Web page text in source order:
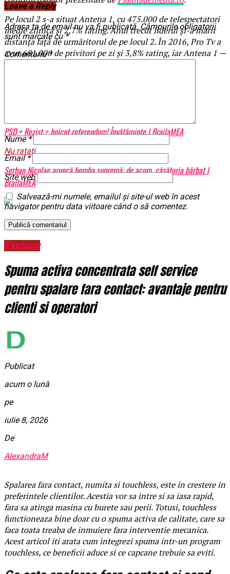
Pe locul 2 s-a situat Antena 1, cu 475.000 de telespectatori
medie zilnică și 2,7% rating. Anul trecut liderul și-a mărit
distanța față de urmăritorul de pe locul 2. În 2016, Pro Tv a
avut 681.000 de privitori pe zi și 3,8% rating, iar Antena 1 —
PSD + Rezist = boicot referendum! Învățăminte | BrailaMEA
Nu ratati
Șerban Nicolae aruncă bomba supremă: de acum, căsătoria bărbat |
BrailaMEA
Leave a Reply
Adresa ta de email nu va fi publicată. Câmpurile obligatorii
sunt marcate cu*
Comentariu*
Nume*
Email*
Site web
Salvează-mi numele, emailul și site-ul web în acest
navigator pentru data viitoare când o să comentez.
Exclusiv
Spuma activa concentrata self service
pentru spalare fara contact: avantaje pentru
clienti si operatori
Publicat
acum o lună
pe
iulie 8, 2026
De
AlexandraM
Spalarea fara contact, numita si touchless, este in crestere in
preferintele clientilor. Acestia vor sa intre si sa iasa rapid,
fara sa atinga masina cu burete sau perii. Totusi, touchless
functioneaza bine doar cu o spuma activa de calitate, care sa
faca toata treaba de inmuiere fara interventie mecanica.
Acest articol iti arata cum integrezi spuma intr-un program
touchless, ce beneficii aduce si ce capcane trebuie sa eviti.